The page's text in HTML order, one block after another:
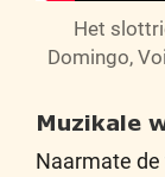
Het
Domingo,
Muzikale
Naarmate de